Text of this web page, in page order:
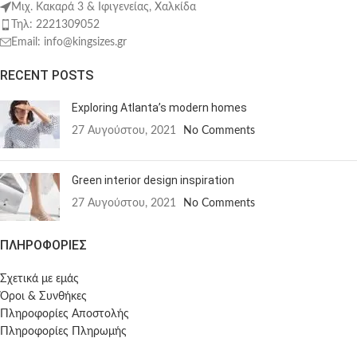
Μιχ. Κακαρά 3 & Ιφιγενείας, Χαλκίδα
Τηλ: 2221309052
Email: info@kingsizes.gr
RECENT POSTS
Exploring Atlanta’s modern homes
27 Αυγούστου, 2021 No Comments
Green interior design inspiration
27 Αυγούστου, 2021 No Comments
ΠΛΗΡΟΦΟΡΙΕΣ
Σχετικά με εμάς
Όροι & Συνθήκες
Πληροφορίες Αποστολής
Πληροφορίες Πληρωμής